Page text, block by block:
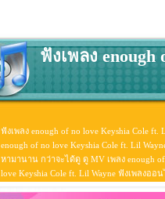
ฟังเพลง enough
ฟังเพลง enough of no love Keyshia Cole ft.
enough of no love Keyshia Cole ft. Lil
หามานาน กว่าจะได้ดู ดู MV เพลง enough
love Keyshia Cole ft. Lil Wayne ฟังเพลงออ